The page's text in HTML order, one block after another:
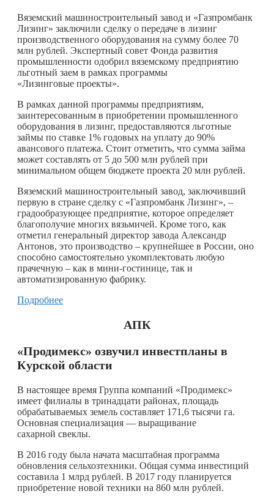
Вяземский машиностроительный завод и «Газпромбанк
Лизинг» заключили сделку о передаче в лизинг
производственного оборудования на сумму более 70
млн рублей. Экспертный совет Фонда развития
промышленности одобрил вяземскому предприятию
льготный заем в рамках программы
«Лизинговые проекты».
В рамках данной программы предприятиям,
заинтересованным в приобретении промышленного
оборудования в лизинг, предоставляются льготные
займы по ставке 1% годовых на уплату до 90%
авансового платежа. Стоит отметить, что сумма займа
может составлять от 5 до 500 млн рублей при
минимальном общем бюджете проекта 20 млн рублей.
Вяземский машиностроительный завод, заключивший
первую в стране сделку с «Газпромбанк Лизинг», –
градообразующее предприятие, которое определяет
благополучие многих вязьмичей. Кроме того, как
отметил генеральный директор завода Александр
Антонов, это производство – крупнейшее в России, оно
способно самостоятельно укомплектовать любую
прачечную – как в мини-гостинице, так и
автоматизированную фабрику.
Подробнее
АПК
«Продимекс» озвучил инвестпланы в
Курской области
В настоящее время Группа компаний «Продимекс»
имеет филиалы в тринадцати районах, площадь
обрабатываемых земель составляет 171,6 тысячи га.
Основная специализация — выращивание
сахарной свеклы.
В 2016 году была начата масштабная программа
обновления сельхозтехники. Общая сумма инвестиций
составила 1 млрд рублей. В 2017 году планируется
приобретение новой техники на 860 млн рублей.